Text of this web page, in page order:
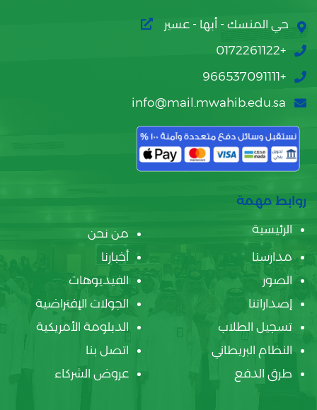
حي المنسك - أبها - عسير
+0172261122
+966537091111
info@mail.mwahib.edu.sa
روابط مهمة
الرئيسية
من نحن
مدارسنا
أخبارنا
الصور
الفيديوهات
إصداراتنا
الجولات الإفتراضية
تسجيل الطلاب
الدبلومة الأمريكية
النظام البريطاني
اتصل بنا
طرق الدفع
عروض الشركاء